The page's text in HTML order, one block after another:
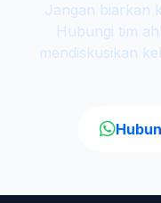
Jangan biarkan
Hubungi tim
mendiskusikan